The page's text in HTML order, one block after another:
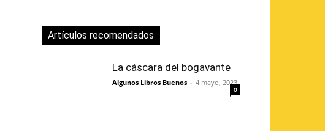
Artículos recomendados
La cáscara del bogavante
Algunos Libros Buenos - 4 mayo, 2023
0